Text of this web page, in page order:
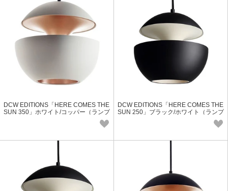
DCW EDITIONS「HERE COMES THE
SUN 350」ホワイト/コッパー（ランプ
DCW EDITIONS「HERE COMES THE
SUN 250」ブラック/ホワイト（ランプ